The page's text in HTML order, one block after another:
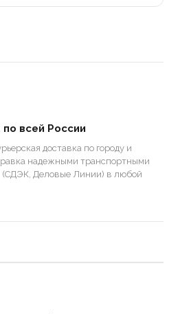
всей России
доставка по городу и
надежными транспортными
(СДЭК, Деловые Линии) в любой